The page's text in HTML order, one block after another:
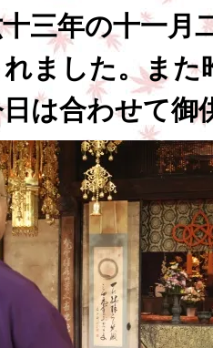
三年の十一月
ました。また
は合わせて御